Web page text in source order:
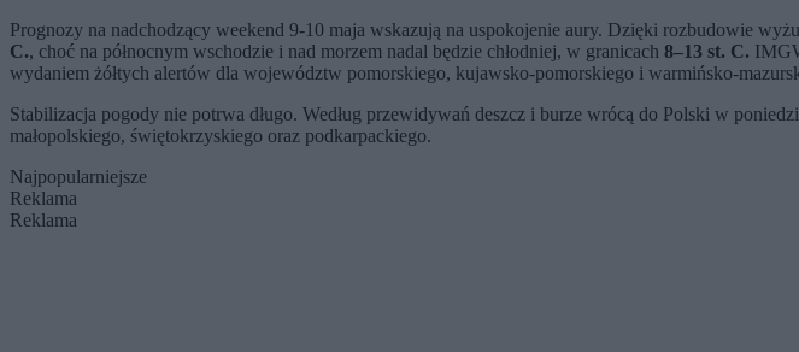
Prognozy na nadchodzący weekend 9-10 maja wskazują na uspokojenie aury. Dzięki rozbudowie
C., choć na północnym wschodzie i nad morzem nadal będzie chłodniej, w granicach 8–13 st. C.
wydaniem żółtych alertów dla województw pomorskiego, kujawsko-pomorskiego i warmińsko-
Stabilizacja pogody nie potrwa długo. Według przewidywań deszcz i burze wrócą do Polski w
małopolskiego, świętokrzyskiego oraz podkarpackiego.
Najpopularniejsze
Reklama
Reklama